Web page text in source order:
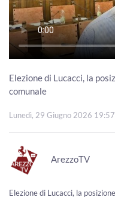
Elezione di Lucacci, la
comunale
Lunedì, 29 Giugno 2026 19:57
ArezzoTV
Elezione di Lucacci, la